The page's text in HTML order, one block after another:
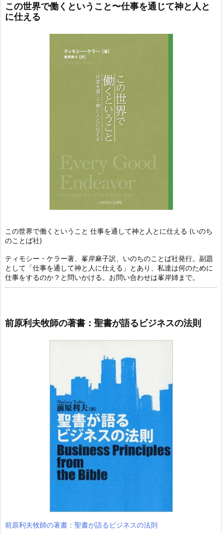
この世界で働くということ〜仕事を通じて神と人と
に仕える
この世界で働くということ 仕事を通して神と人とに仕える (いのち
のことば社)
ティモシー・ケラー著、峯岸麻子訳、いのちのことば社発行。副題
として「仕事を通して神と人に仕える」とあり、私達は何のために
仕事をするのか？と問いかける。お問い合わせは峯岸姉まで。
前原利夫牧師の著書：聖書が語るビジネスの法則
前原利夫牧師の著書：聖書が語るビジネスの法則